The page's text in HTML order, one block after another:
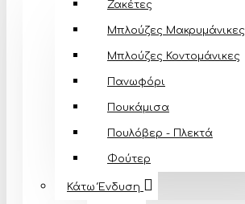
Ζακέτες
Μπλούζες Mακρυμάνικες
Μπλούζες Κοντομάνικες
Πανωφόρι
Πουκάμισα
Πουλόβερ - Πλεκτά
Φούτερ
Κάτω Ένδυση